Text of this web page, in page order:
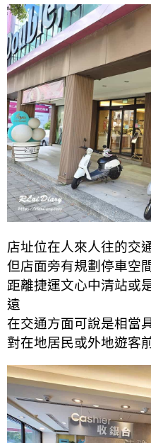
店址位在人來人往的交
但店面旁有規劃停車空
距離捷運文心中清站或
遠
在交通方面可說是相當
對在地居民或外地遊客